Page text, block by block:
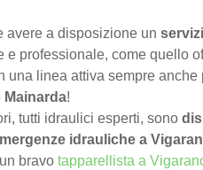
avere a disposizione un
e professionale, come quello
una linea attiva sempre anche
!
tutti idraulici esperti, sono
idrauliche a
bravo tapparellista a